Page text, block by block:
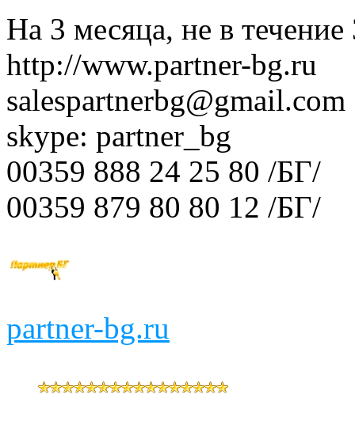
На 3 месяца, не в течение
http://www.partner-bg.ru
salespartnerbg@gmail.com
skype: partner_bg
00359 888 24 25 80 /БГ/
00359 879 80 80 12 /БГ/
partner-bg.ru